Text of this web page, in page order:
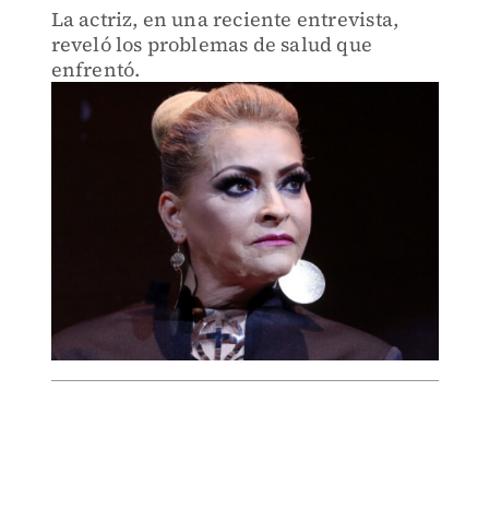
La actriz, en una reciente entrevista,
reveló los problemas de salud que
enfrentó.